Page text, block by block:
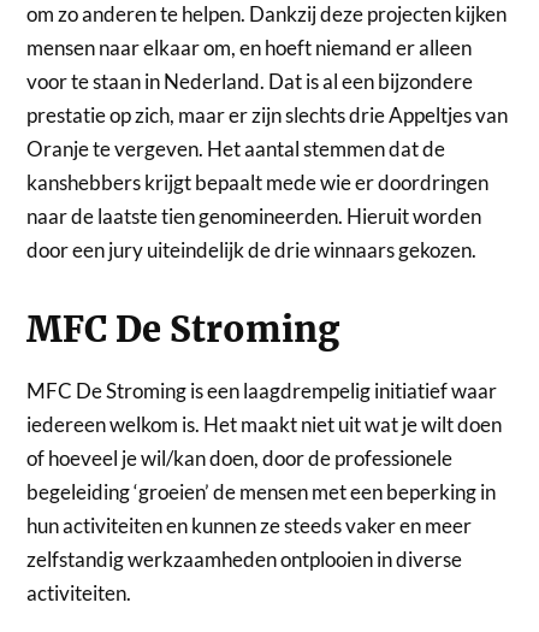
om zo anderen te helpen. Dankzij deze projecten kijken
mensen naar elkaar om, en hoeft niemand er alleen
voor te staan in Nederland. Dat is al een bijzondere
prestatie op zich, maar er zijn slechts drie Appeltjes van
Oranje te vergeven. Het aantal stemmen dat de
kanshebbers krijgt bepaalt mede wie er doordringen
naar de laatste tien genomineerden. Hieruit worden
door een jury uiteindelijk de drie winnaars gekozen.
MFC De Stroming
MFC De Stroming is een laagdrempelig initiatief waar
iedereen welkom is. Het maakt niet uit wat je wilt doen
of hoeveel je wil/kan doen, door de professionele
begeleiding ‘groeien’ de mensen met een beperking in
hun activiteiten en kunnen ze steeds vaker en meer
zelfstandig werkzaamheden ontplooien in diverse
activiteiten.